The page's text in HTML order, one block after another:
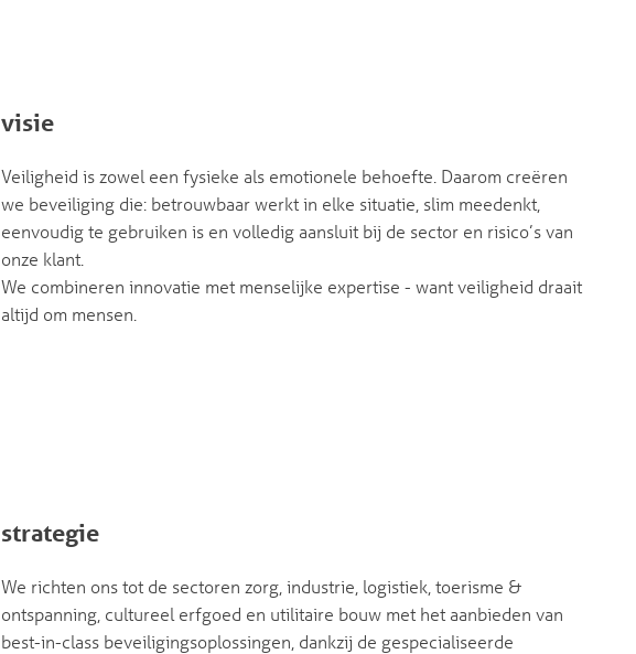
visie
Veiligheid is zowel een fysieke als emotionele behoefte. Daarom creëren
we beveiliging die: betrouwbaar werkt in elke situatie, slim meedenkt,
eenvoudig te gebruiken is en volledig aansluit bij de sector en risico’s van
onze klant.
We combineren innovatie met menselijke expertise - want veiligheid draait
altijd om mensen.
strategie
We richten ons tot de sectoren zorg, industrie, logistiek, toerisme &
ontspanning, cultureel erfgoed en utilitaire bouw met het aanbieden van
best-in-class beveiligingsoplossingen, dankzij de gespecialiseerde